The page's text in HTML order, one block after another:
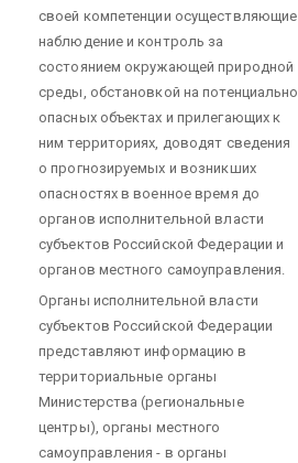
своей компетенции осуществляющие
наблюдение и контроль за
состоянием окружающей природной
среды, обстановкой на потенциально
опасных объектах и прилегающих к
ним территориях, доводят сведения
о прогнозируемых и возникших
опасностях в военное время до
органов исполнительной власти
субъектов Российской Федерации и
органов местного самоуправления.
Органы исполнительной власти
субъектов Российской Федерации
представляют информацию в
территориальные органы
Министерства (региональные
центры), органы местного
самоуправления - в органы